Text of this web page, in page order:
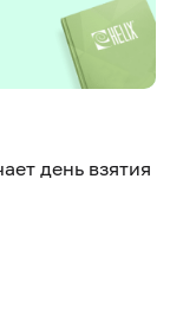
день взятия